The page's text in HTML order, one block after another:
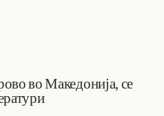
во Македонија, се